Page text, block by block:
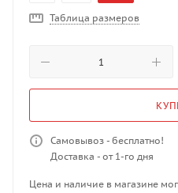
Таблица размеров
Самовывоз - бесплатно!
Доставка - от 1-го дня
Цена и наличие в магазине